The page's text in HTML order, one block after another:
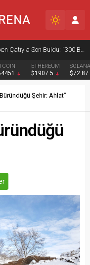
39 Yıllık Köye Dönüş Hayali Çöken Çatıyla Son Buldu: “300 Bin Liramız Gitti”
ETHEREUM
$1907.5
SOLANA
$72.87
Şehir: Ahlat”